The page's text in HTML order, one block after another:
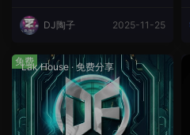
DJ陶子 2025-11-25
Lak House · 免费分享
免费